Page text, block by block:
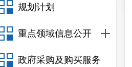
规划计划
重点领域信息公开
政府采购及购买服务